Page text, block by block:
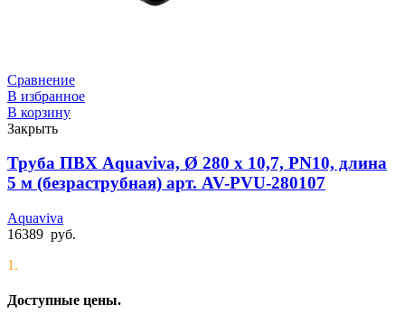
Сравнение
В избранное
В корзину
Закрыть
Труба ПВХ Aquaviva, Ø 280 x 10,7, PN10, длина
5 м (безраструбная) арт. AV-PVU-280107
Aquaviva
16389 руб.
1.
Доступные цены.